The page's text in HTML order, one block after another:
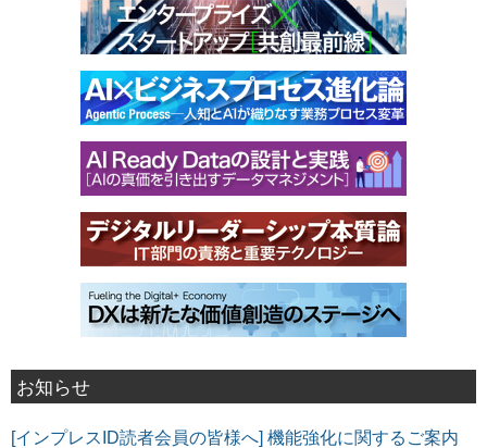
お知らせ
[インプレスID読者会員の皆様へ] 機能強化に関するご案内